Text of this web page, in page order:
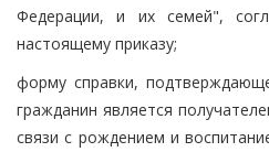
Федерации, и их семей",
настоящему приказу;
форму справки,
гражданин является
связи с рождением и